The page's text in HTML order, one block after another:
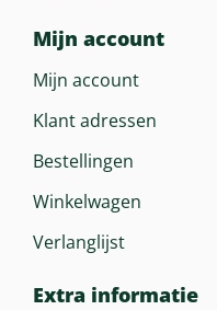
Mijn account
Mijn account
Klant adressen
Bestellingen
Winkelwagen
Verlanglijst
Extra informatie